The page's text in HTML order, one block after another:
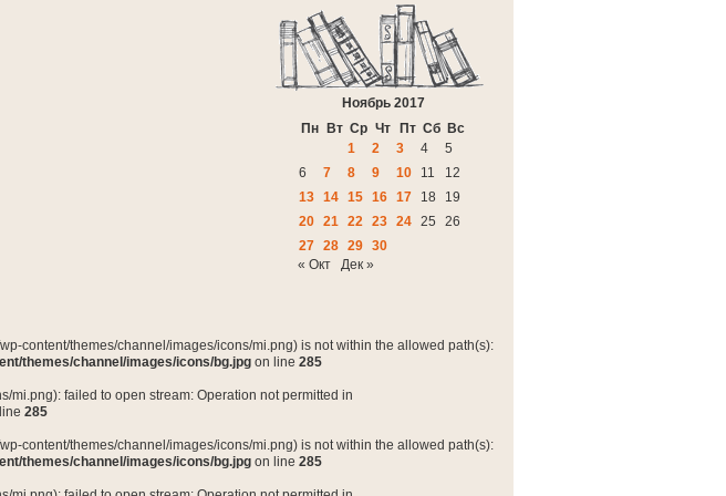
Ноябрь 2017
Пн
Вт Ср Чт Пт Сб Вс
1
2 3 4
5
6
7 8 9 10 11
12
13 14 15 16 17 18
19
20 21 22 23 24 25
26
27 28 29 30
« Окт
Дек »
content/themes/channel/images/icons/mi.png) is not within the allowed path(s):
themes/channel/images/icons/bg.jpg on line 285
mi.png): failed to open stream: Operation not permitted in
285
content/themes/channel/images/icons/mi.png) is not within the allowed path(s):
themes/channel/images/icons/bg.jpg on line 285